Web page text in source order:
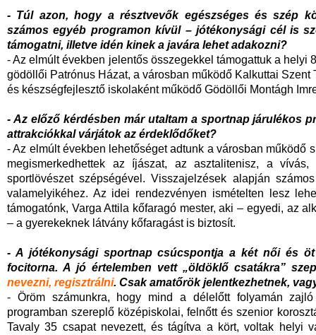
- Túl azon, hogy a résztvevők egészséges és szép
számos egyéb programon kívül – jótékonysági cél is
támogatni, illetve idén kinek a javára lehet adakozni?
- Az elmúlt években jelentős összegekkel támogattuk a helyi
gödöllői Patrónus Házat, a városban működő Kalkuttai
és készségfejlesztő iskolaként működő Gödöllői Montágh
- Az előző kérdésben már utaltam a sportnap járulékos
attrakciókkal várjátok az érdeklődőket?
- Az elmúlt években lehetőséget adtunk a városban működő
megismerkedhettek az íjászat, az asztalitenisz, a
sportlövészet szépségével. Visszajelzések alapján
valamelyikéhez. Az idei rendezvényen ismételten lesz
támogatónk, Varga Attila kőfaragó mester, aki – egyedi, az
– a gyerekeknek látvány kőfaragást is biztosít.
- A jótékonysági sportnap csúcspontja a két női és
focitorna. A jó értelemben vett „öldöklő csatákra”
nevezni, regisztrálni. Csak amatőrök jelentkezhetnek,
- Öröm számunkra, hogy mind a délelőtt folyamán
programban szereplő középiskolai, felnőtt és szenior
Tavaly 35 csapat nevezett, és tágítva a kört, voltak helyi